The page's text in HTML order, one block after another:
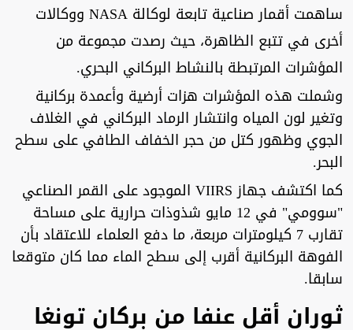
ساهمت أقمار صناعية تابعة لوكالة NASA ووكالات
أخرى في تتبع الظاهرة، حيث رصدت مجموعة من
المؤشرات المرتبطة بالنشاط البركاني البحري.
وشملت هذه المؤشرات هزات أرضية وأعمدة بركانية
وتغير لون المياه وانتشار الرماد البركاني في الغلاف
الجوي وظهور كتل من حجر الخفاف الطافي على سطح
البحر.
كما اكتشف جهاز VIIRS الموجود على القمر الصناعي
"سوومي" في 12 مايو شذوذات حرارية على مساحة
تقارب 7 كيلومترات مربعة، ما دفع العلماء للاعتقاد بأن
الفوهة البركانية أقرب إلى سطح الماء مما كان متوقعا
سابقا.
ثوران أقل عنفا من بركان تونغا